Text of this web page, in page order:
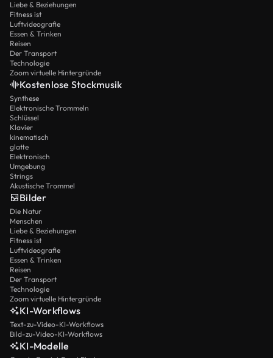
Liebe & Beziehungen
Fitness ist
Luftvideografie
Essen & Trinken
Reisen
Der Transport
Technologie
Zoom virtuelle Hintergründe
Kostenlose Stockmusik
Synthese
Elektronische Trommeln
Schlüssel
Klavier
kinematisch
glatte
Elektronisch
Umgebung
Strings
Akustische Trommel
Bilder
Die Natur
Menschen
Liebe & Beziehungen
Fitness ist
Luftvideografie
Essen & Trinken
Reisen
Der Transport
Technologie
Zoom virtuelle Hintergründe
KI-Workflows
Text-zu-Video-KI-Workflows
Bild-zu-Video-KI-Workflows
KI-Modelle